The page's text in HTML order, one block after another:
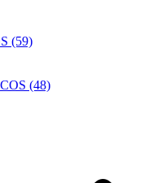
(59)
(48)